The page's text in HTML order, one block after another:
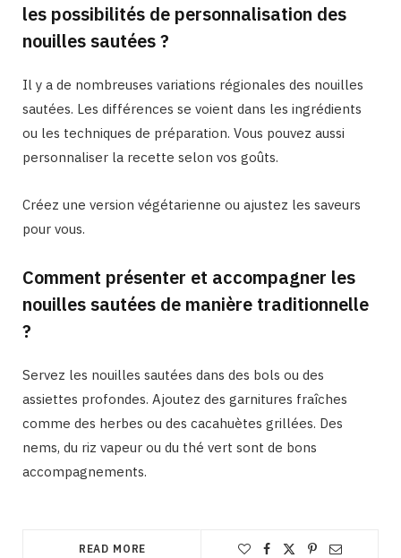
les possibilités de personnalisation des
nouilles sautées ?
Il y a de nombreuses variations régionales des nouilles
sautées. Les différences se voient dans les ingrédients
ou les techniques de préparation. Vous pouvez aussi
personnaliser la recette selon vos goûts.
Créez une version végétarienne ou ajustez les saveurs
pour vous.
Comment présenter et accompagner les
nouilles sautées de manière traditionnelle
?
Servez les nouilles sautées dans des bols ou des
assiettes profondes. Ajoutez des garnitures fraîches
comme des herbes ou des cacahuètes grillées. Des
nems, du riz vapeur ou du thé vert sont de bons
accompagnements.
READ MORE